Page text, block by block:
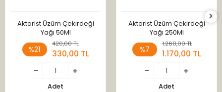
Aktarist Üzüm Çekirdeği
Yağı 50Ml
%21
420,00 TL
330,00 TL
Adet
Aktarist Üzüm Çekirdeği
Yağı 250Ml
%7
1.260,00 TL
1.170,00 TL
Adet